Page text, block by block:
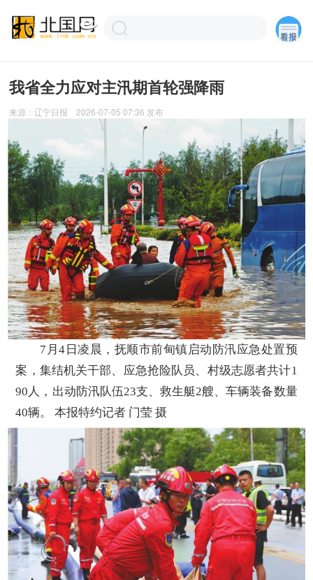
我省全力应对主汛期首轮强降雨
来源：辽宁日报 2026-07-05 07:36 发布
7月4日凌晨，抚顺市前甸镇启动防汛应急处置预
案，集结机关干部、应急抢险队员、村级志愿者共计1
90人，出动防汛队伍23支、救生艇2艘、车辆装备数量
40辆。 本报特约记者 门莹 摄